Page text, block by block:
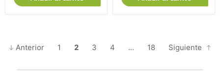
Anterior 1 2 3 4 … 18 Siguiente